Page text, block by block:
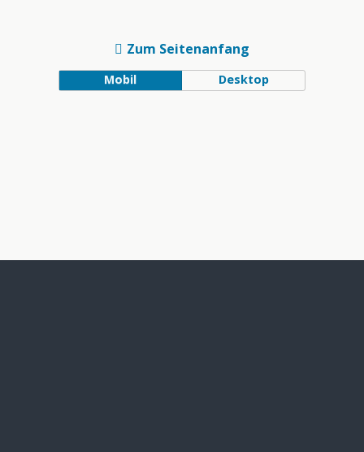
Zum Seitenanfang
Mobil Desktop